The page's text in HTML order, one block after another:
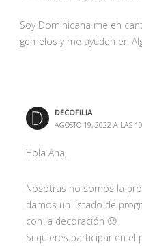
Soy Dominicana me en
gemelos y me ayuden en
DECOFILIA
AGOSTO 19, 2022 A LAS
Hola Ana,
Nosotras no somos la
damos un listado de
con la decoración 🙂
Si quieres participar en